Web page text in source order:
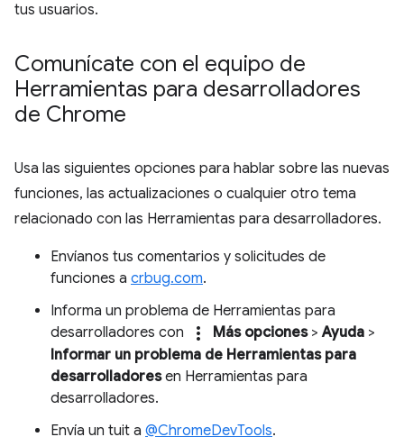
tus usuarios.
Comunícate con el equipo de
Herramientas para desarrolladores
de Chrome
Usa las siguientes opciones para hablar sobre las nuevas
funciones, las actualizaciones o cualquier otro tema
relacionado con las Herramientas para desarrolladores.
Envíanos tus comentarios y solicitudes de
funciones a crbug.com.
Informa un problema de Herramientas para
desarrolladores con
more_vert Más opciones>Ayuda >
Informar un problema de Herramientas para
desarrolladoresen Herramientas para
desarrolladores.
Envía un tuit a @ChromeDevTools.